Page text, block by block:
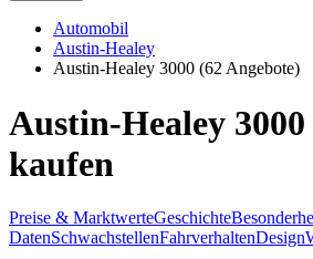
Automobil
Austin-Healey
Austin-Healey 3000 (62 Angebote)
Austin-Healey
kaufen
Preise & MarktwerteGeschichte
DatenSchwachstellenFahrverhaltenDesign